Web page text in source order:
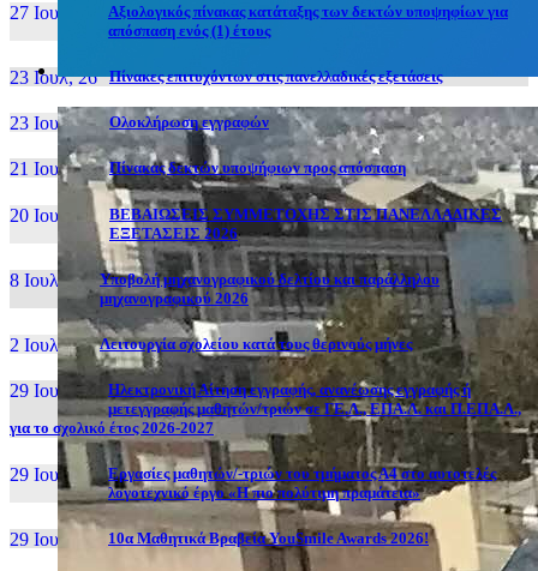
27 Ιουν, 26
Αξιολογικός πίνακας κατάταξης των δεκτών υποψηφίων για
απόσπαση ενός (1) έτους
23 Ιουλ, 26 Πίνακες επιτυχόντων στις πανελλαδικές εξετάσεις
23 Ιουλ, 26 Ολοκλήρωση εγγραφών
21 Ιουλ, 26 Πίνακας δεκτών υποψήφιων προς απόσπαση
20 Ιουλ, 26
ΒΕΒΑΙΩΣΕΙΣ ΣΥΜΜΕΤΟΧΗΣ ΣΤΙΣ ΠΑΝΕΛΛΑΔΙΚΕΣ
ΕΞΕΤΑΣΕΙΣ 2026
8 Ιουλ, 26
Υποβολή μηχανογραφικού δελτίου και παράλληλου
μηχανογραφικού 2026
2 Ιουλ, 26 Λειτουργία σχολείου κατά τους θερινούς μήνες
29 Ιουν, 26
Ηλεκτρονική Αίτηση εγγραφής, ανανέωσης εγγραφής ή
μετεγγραφής μαθητών/τριών σε ΓΕ.Λ., ΕΠΑ.Λ. και Π.ΕΠΑ.Λ.,
για το σχολικό έτος 2026-2027
29 Ιουν, 26
Εργασίες μαθητών/-τριών του τμήματος Α4 στο αυτοτελές
λογοτεχνικό έργο «Η πιο πολύτιμη πραμάτεια»
29 Ιουν, 26 10α Μαθητικά Βραβεία YouSmile Awards 2026!